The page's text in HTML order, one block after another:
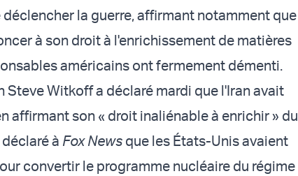
la guerre, affirmant notamment que
à son droit à l'enrichissement de matières
américains ont fermement démenti.
Steve Witkoff a déclaré mardi que l'Iran avait
affirmant son « droit inaliénable à enrichir » du
à Fox News que les États-Unis avaient
convertir le programme nucléaire du régime